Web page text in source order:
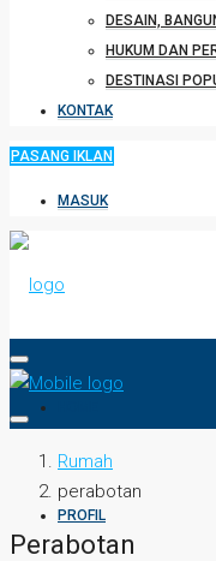
DESAIN,
HUKUM DAN
DESTINASI
KONTAK
PASANG IKLAN
MASUK
PROFIL
Rumah
perabotan
Perabotan